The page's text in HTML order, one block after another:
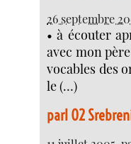
26 septembre
• à écouter
avec mon
vocables des
le (…)
parl 02